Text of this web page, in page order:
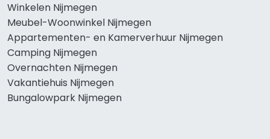
Winkelen Nijmegen
Meubel-Woonwinkel Nijmegen
Appartementen- en Kamerverhuur Nijmegen
Camping Nijmegen
Overnachten Nijmegen
Vakantiehuis Nijmegen
Bungalowpark Nijmegen